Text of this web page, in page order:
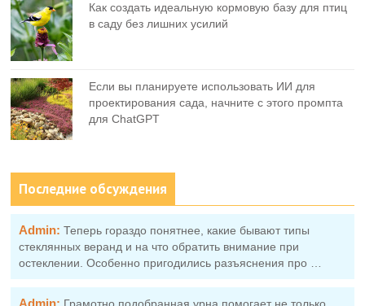
Как создать идеальную кормовую базу для птиц
в саду без лишних усилий
Если вы планируете использовать ИИ для
проектирования сада, начните с этого промпта
для ChatGPT
Последние обсуждения
Admin: Теперь гораздо понятнее, какие бывают типы
стеклянных веранд и на что обратить внимание при
остеклении. Особенно пригодились разъяснения про …